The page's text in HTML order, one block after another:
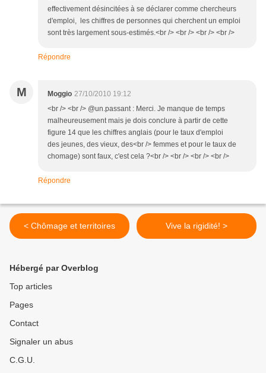
effectivement désincitées à se déclarer comme chercheurs
d'emploi, les chiffres de personnes qui cherchent un emploi
sont très largement sous-estimés.<br /> <br /> <br /> <br />
Répondre
M Moggio 27/10/2010 19:12
<br /> <br /> @un.passant : Merci. Je manque de temps
malheureusement mais je dois conclure à partir de cette
figure 14 que les chiffres anglais (pour le taux d'emploi
des jeunes, des vieux, des<br /> femmes et pour le taux de
chomage) sont faux, c'est cela ?<br /> <br /> <br /> <br />
Répondre
< Chômage et territoires Vive la rigidité! >
Hébergé par Overblog
Top articles
Pages
Contact
Signaler un abus
C.G.U.